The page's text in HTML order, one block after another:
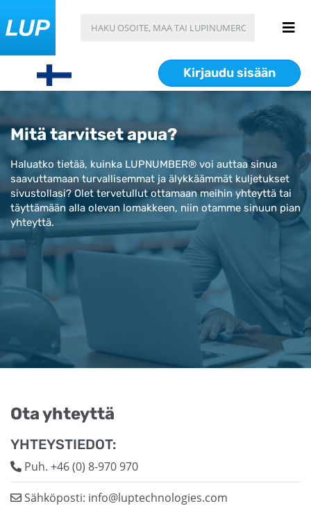
Kirjaudu sisään
Mitä tarvitset apua?
Haluatko tietää, kuinka LUPNUMBER® voi auttaa sinua
saavuttamaan turvallisemmat ja älykkäämmät kuljetukset
sivustollasi? Olet tervetullut ottamaan meihin yhteyttä tai
täyttämään alla olevan lomakkeen, niin otamme sinuun pian
yhteyttä.
Ota yhteyttä
YHTEYSTIEDOT:
Puh. +46 (0) 8-970 970
Sähköposti: info@luptechnologies.com